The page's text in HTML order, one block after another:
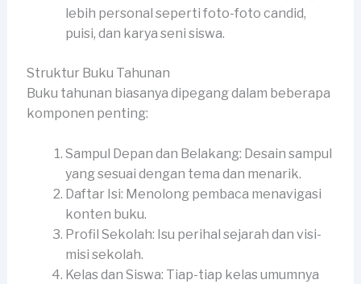
lebih personal seperti foto-foto candid,
puisi, dan karya seni siswa.
Struktur Buku Tahunan
Buku tahunan biasanya dipegang dalam beberapa
komponen penting:
Sampul Depan dan Belakang: Desain sampul
yang sesuai dengan tema dan menarik.
Daftar Isi: Menolong pembaca menavigasi
konten buku.
Profil Sekolah: Isu perihal sejarah dan visi-
misi sekolah.
Kelas dan Siswa: Tiap-tiap kelas umumnya